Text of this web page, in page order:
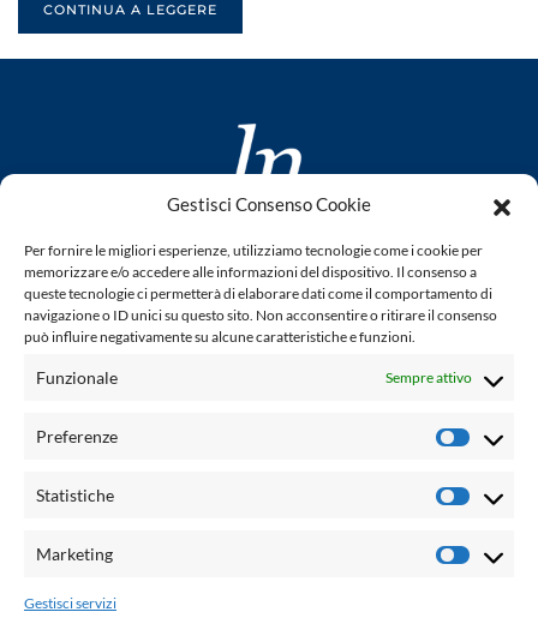
Gestisci Consenso Cookie
Per fornire le migliori esperienze, utilizziamo tecnologie come i cookie per
memorizzare e/o accedere alle informazioni del dispositivo. Il consenso a
queste tecnologie ci permetterà di elaborare dati come il comportamento di
navigazione o ID unici su questo sito. Non acconsentire o ritirare il consenso
può influire negativamente su alcune caratteristiche e funzioni.
Funzionale Sempre attivo
Preferenze
Statistiche
Marketing
Gestisci servizi
CONTINUA A LEGGERE
www.laletteraturaenoi.it
fondato da Romano Luperini
Questo blog non rappresenta una testata giornalistica in
quanto viene aggiornato senza alcuna periodicità. Non può
legge n° 62 del 7.03.2001. L'autore non è responsabile per
email: